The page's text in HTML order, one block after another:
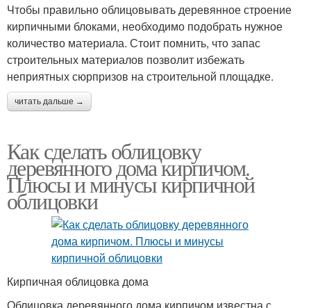
Чтобы правильно облицовывать деревянное строение
кирпичными блоками, необходимо подобрать нужное
количество материала. Стоит помнить, что запас
строительных материалов позволит избежать
неприятных сюрпризов на строительной площадке.
читать дальше →
Как сделать облицовку
деревянного дома кирпичом.
Плюсы и минусы кирпичной
облицовки
Кирпичная облицовка дома
Облицовка деревянного дома кирпичом известна с